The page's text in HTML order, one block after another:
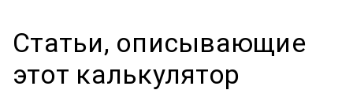
Статьи, описывающие
этот калькулятор